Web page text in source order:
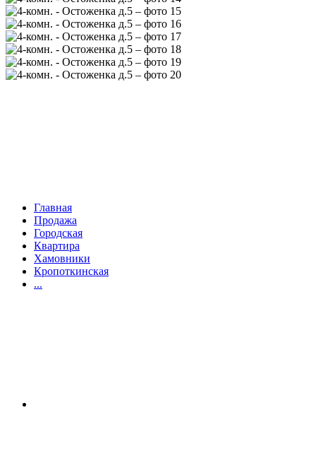
Главная
Продажа
Городская
Квартира
Хамовники
Кропоткинская
...